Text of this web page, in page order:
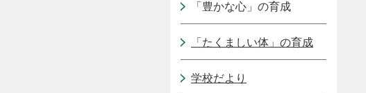
「豊かな心」の育成
「たくましい体」の育成
学校だより